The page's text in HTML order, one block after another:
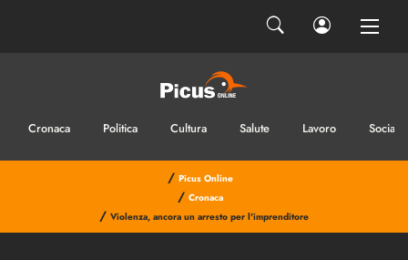
Cronaca Politica Cultura Salute Lavoro Sociale
/ Picus Online
/ Cronaca
/ Violenza, ancora un arresto per l'imprenditore